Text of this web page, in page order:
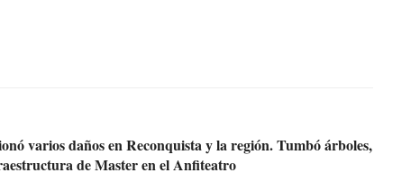
varios daños en Reconquista y la región. Tumbó árboles,
de Master en el Anfiteatro